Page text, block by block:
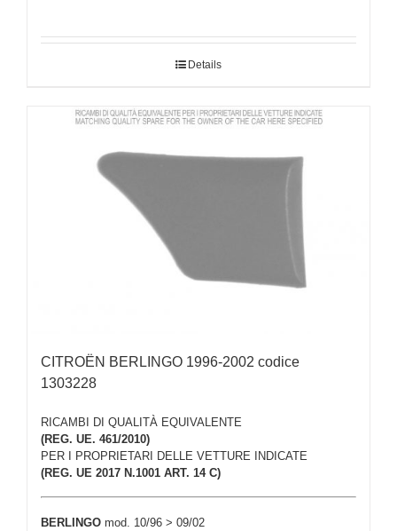
Details
CITROËN BERLINGO 1996-2002 codice
1303228
RICAMBI DI QUALITÀ EQUIVALENTE
(REG. UE. 461/2010)
PER I PROPRIETARI DELLE VETTURE INDICATE
(REG. UE 2017 N.1001 ART. 14 C)
BERLINGO mod. 10/96 > 09/02